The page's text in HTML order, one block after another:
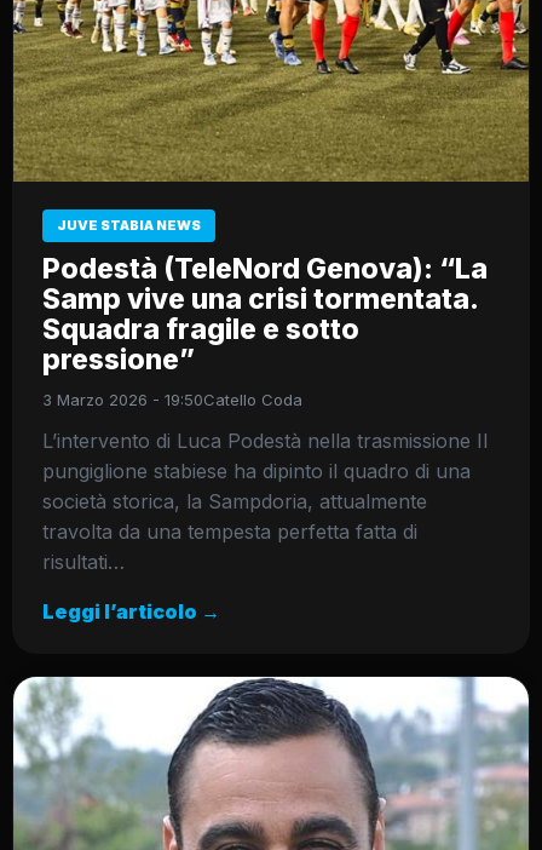
JUVE STABIA NEWS
Podestà (TeleNord Genova): “La
Samp vive una crisi tormentata.
Squadra fragile e sotto
pressione”
3 Marzo 2026 - 19:50Catello Coda
L’intervento di Luca Podestà nella trasmissione Il
pungiglione stabiese ha dipinto il quadro di una
società storica, la Sampdoria, attualmente
travolta da una tempesta perfetta fatta di
risultati…
Leggi l’articolo →